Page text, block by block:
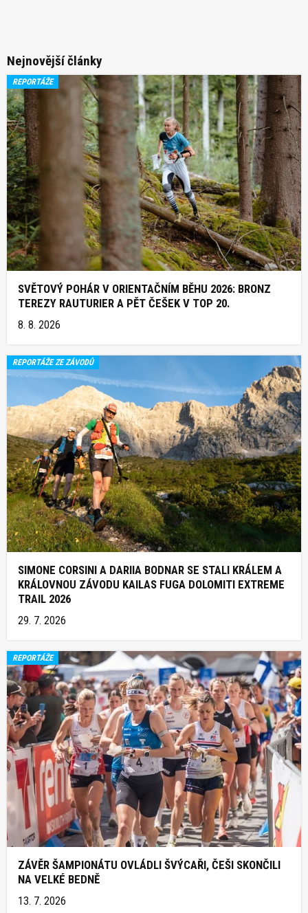
Nejnovější články
REPORTÁŽE
SVĚTOVÝ POHÁR V ORIENTAČNÍM BĚHU 2026: BRONZ
TEREZY RAUTURIER A PĚT ČEŠEK V TOP 20.
8. 8. 2026
REPORTÁŽE ZE ZÁVODŮ
SIMONE CORSINI A DARIIA BODNAR SE STALI KRÁLEM A
KRÁLOVNOU ZÁVODU KAILAS FUGA DOLOMITI EXTREME
TRAIL 2026
29. 7. 2026
REPORTÁŽE
ZÁVĚR ŠAMPIONÁTU OVLÁDLI ŠVÝCAŘI, ČEŠI SKONČILI
NA VELKÉ BEDNĚ
13. 7. 2026